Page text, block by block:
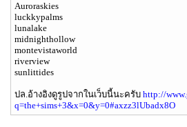
Auroraskies
luckkypalms
lunalake
midnighthollow
montevistaworld
riverview
sunlittides
ปล.อ้างอิงดูรูปจากในเว็บนี้นะครับ http://
q=the+sims+3&x=0&y=0#axzz3lUbadx8O